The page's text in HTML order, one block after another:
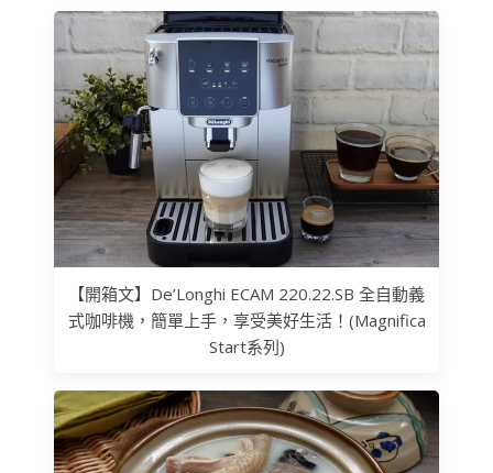
【開箱文】De’Longhi ECAM 220.22.SB 全自動義
式咖啡機，簡單上手，享受美好生活！(Magnifica
Start系列)